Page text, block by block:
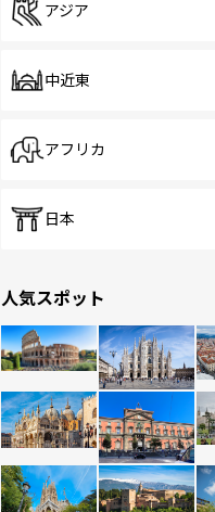
アジア
中近東
アフリカ
日本
人気スポット